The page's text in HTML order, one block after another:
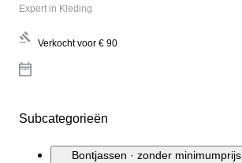
Expert in Kleding
Verkocht voor € 90
Subcategorieën
Bontjassen · zonder minimumprijs